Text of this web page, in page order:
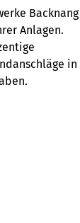
Backnang
Anlagen.
in